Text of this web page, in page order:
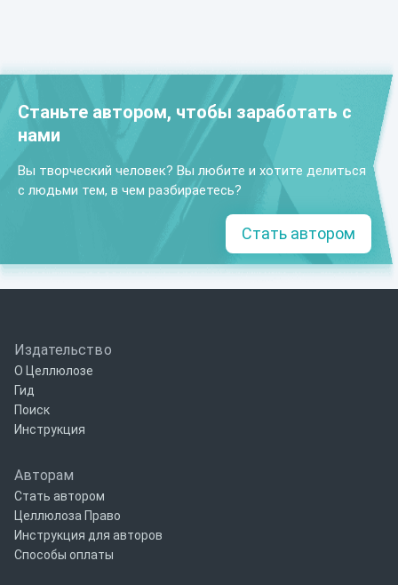
Станьте автором, чтобы заработать с
нами
Вы творческий человек? Вы любите и хотите делиться
с людьми тем, в чем разбираетесь?
Стать автором
Издательство
О Целлюлозе
Гид
Поиск
Инструкция
Авторам
Стать автором
Целлюлоза Право
Инструкция для авторов
Способы оплаты